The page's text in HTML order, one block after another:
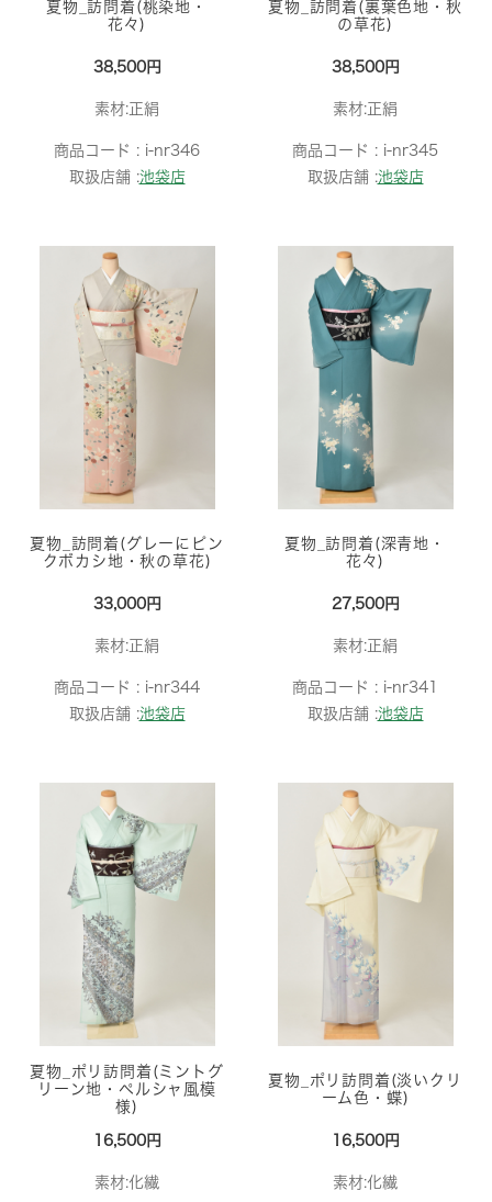
夏物_訪問着(桃染地・
花々)
38,500円
素材:正絹
商品コード : i-nr346
取扱店舗 :池袋店
夏物_訪問着(裏葉色地・秋
の草花)
38,500円
素材:正絹
商品コード : i-nr345
取扱店舗 :池袋店
夏物_訪問着(グレーにピン
クボカシ地・秋の草花)
33,000円
素材:正絹
商品コード : i-nr344
取扱店舗 :池袋店
夏物_訪問着(深青地・
花々)
27,500円
素材:正絹
商品コード : i-nr341
取扱店舗 :池袋店
夏物_ポリ訪問着(ミントグ
リーン地・ペルシャ風模
様)
16,500円
素材:化繊
夏物_ポリ訪問着(淡いクリ
ーム色・蝶)
16,500円
素材:化繊